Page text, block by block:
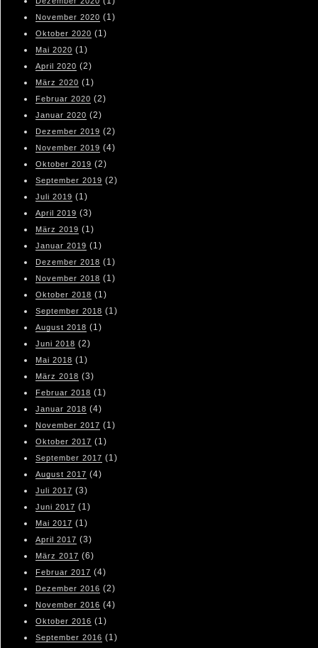
November 2020 (1)
Oktober 2020 (1)
Mai 2020 (1)
April 2020 (2)
März 2020 (1)
Februar 2020 (2)
Januar 2020 (2)
Dezember 2019 (2)
November 2019 (4)
Oktober 2019 (2)
September 2019 (2)
Juli 2019 (1)
April 2019 (3)
März 2019 (1)
Januar 2019 (1)
Dezember 2018 (1)
November 2018 (1)
Oktober 2018 (1)
September 2018 (1)
August 2018 (1)
Juni 2018 (2)
Mai 2018 (1)
März 2018 (3)
Februar 2018 (1)
Januar 2018 (4)
November 2017 (1)
Oktober 2017 (1)
September 2017 (1)
August 2017 (4)
Juli 2017 (3)
Juni 2017 (1)
Mai 2017 (1)
April 2017 (3)
März 2017 (6)
Februar 2017 (4)
Dezember 2016 (2)
November 2016 (4)
Oktober 2016 (1)
September 2016 (1)